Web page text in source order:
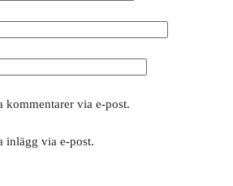
kommentarer via e-post.
inlägg via e-post.